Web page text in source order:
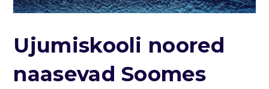
Ujumiskooli noored
naasevad Soomes